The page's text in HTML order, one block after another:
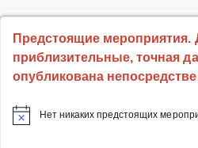
Предстоящие мероприятия.
приблизительные, точная
опубликована
Нет никаких предстоящих